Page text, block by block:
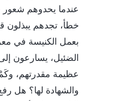
عندما يحدوهم شعور
خطأ، تجدهم يبذلون
بعمل الكنيسة في
الضئيل، يسارعون
عظيمة مقدرتهم،
والشهادة لها؟ هل